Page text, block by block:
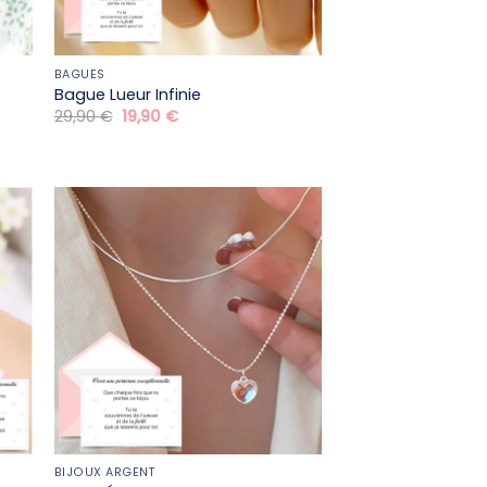
BAGUES
Bague Lueur Infinie
29,90€ Le
prix
19,90 €Le
BIJOUX ARGENT